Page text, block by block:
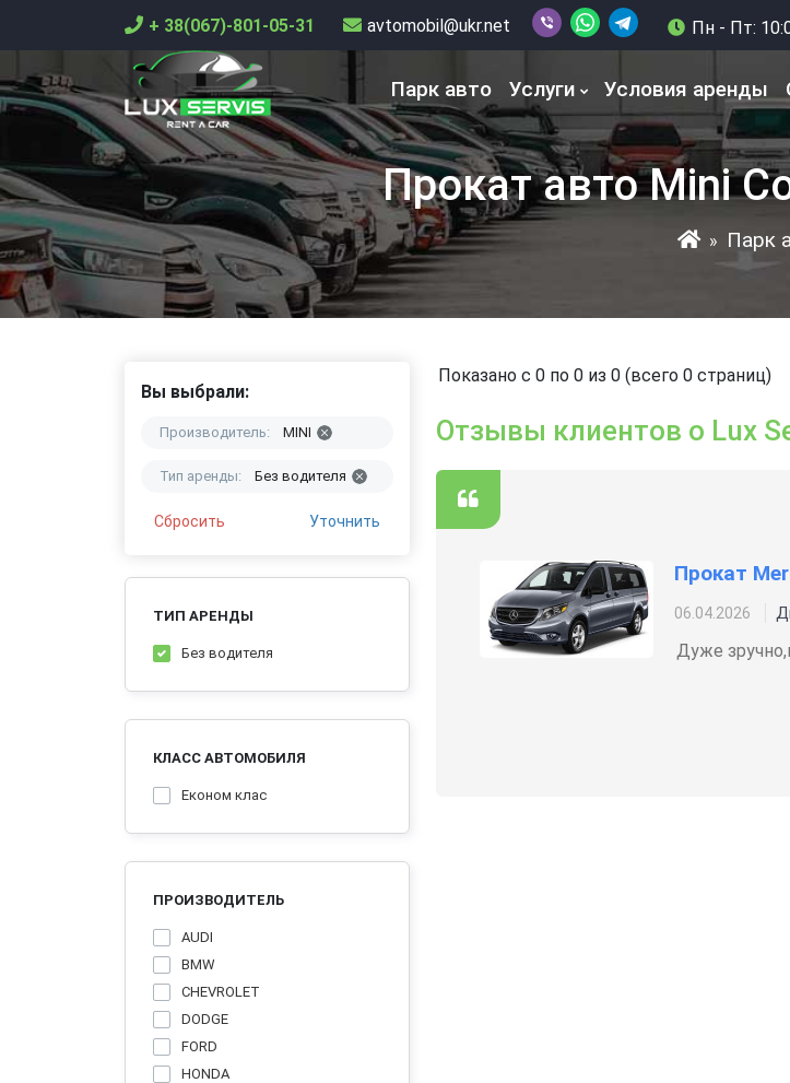
+ 38(067)-801-05-31 avtomobil@ukr.net Пн - Пт:
Парк авто Услуги Условия аренды
Прокат авто Mini
» Парк
Вы выбрали:
Производитель: MINI
Тип аренды: Без водителя
Сбросить Уточнить
ТИП АРЕНДЫ
Без водителя
КЛАСС АВТОМОБИЛЯ
Економ клас
ПРОИЗВОДИТЕЛЬ
AUDI
BMW
CHEVROLET
DODGE
FORD
HONDA
Показано с 0 по 0 из 0 (всего 0 страниц)
Отзывы клиентов о Lux
авто. Но електоркар еще ни разу не
Прокат
06.04.2026
Дуже